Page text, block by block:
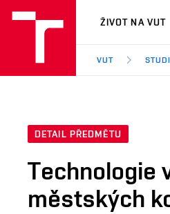
VUT
ŽIVOT NA VUT
VUT
DETAIL PŘEDMĚTU
Technologie
městských